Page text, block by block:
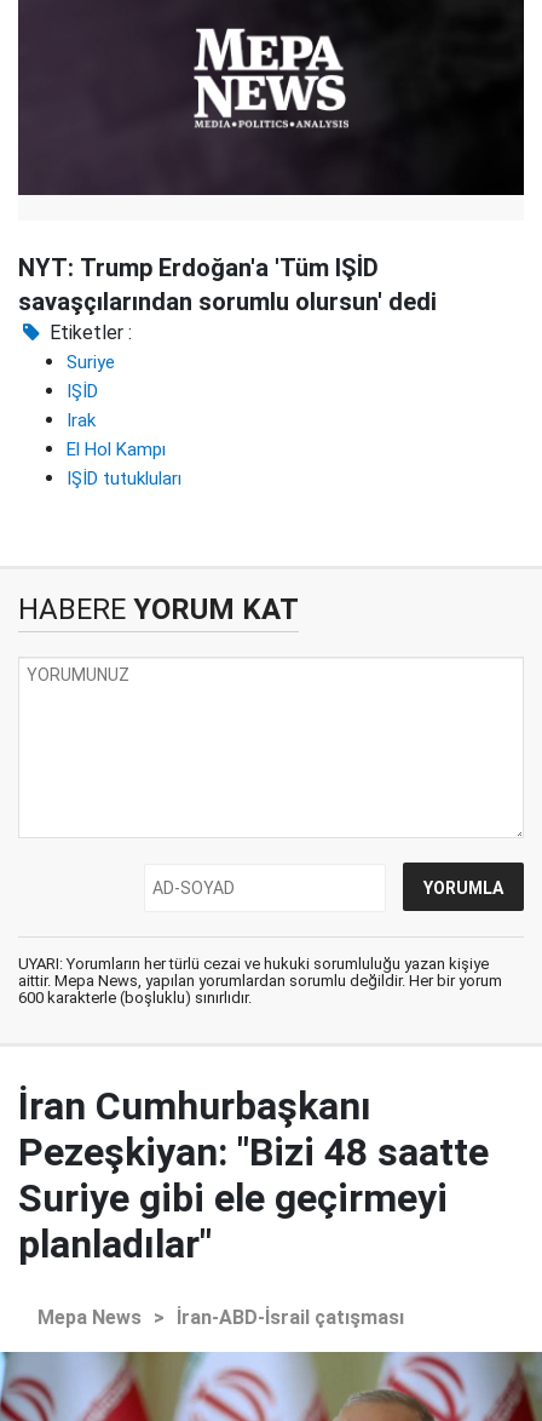
NYT: Trump Erdoğan'a 'Tüm IŞİD
savaşçılarından sorumlu olursun' dedi
Etiketler :
Suriye
IŞİD
Irak
El Hol Kampı
IŞİD tutukluları
HABERE YORUM KAT
UYARI: Yorumların her türlü cezai ve hukuki sorumluluğu yazan kişiye
aittir. Mepa News, yapılan yorumlardan sorumlu değildir. Her bir yorum
600 karakterle (boşluklu) sınırlıdır.
İran Cumhurbaşkanı
Pezeşkiyan: "Bizi 48 saatte
Suriye gibi ele geçirmeyi
planladılar"
Mepa News > İran-ABD-İsrail çatışması